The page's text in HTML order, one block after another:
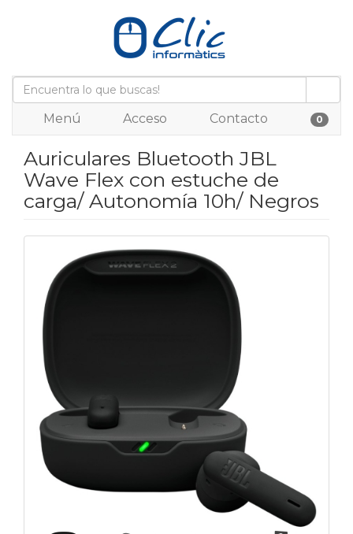
Menú Acceso Contacto 0
Auriculares Bluetooth JBL
Wave Flex con estuche de
carga/ Autonomía 10h/ Negros